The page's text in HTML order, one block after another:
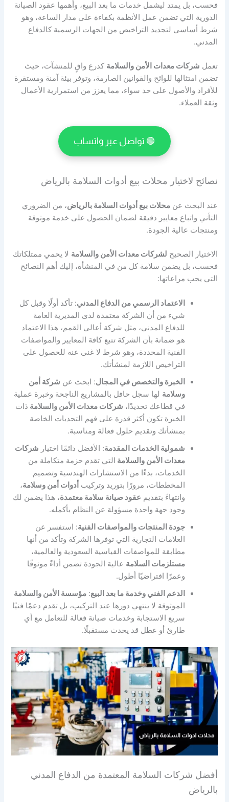
فحسب، بل يمتد ليشمل خدمات ما بعد البيع، وأهمها عقود الصيانة
الدورية التي تضمن عمل الأنظمة بكفاءة على مدار الساعة، وهو
شرط أساسي لتجديد التراخيص من الجهات الرسمية كالدفاع
المدني.
تعمل شركات معدات الأمن والسلامة كدرع واقٍ للمنشآت، حيث
تضمن امتثالها للوائح والقوانين الصارمة، وتوفر بيئة آمنة ومستقرة
للأفراد والأصول على حد سواء، مما يعزز من استمرارية الأعمال
وثقة العملاء.
🟢 تواصل عبر واتساب
نصائح لاختيار محلات بيع أدوات السلامة بالرياض
عند البحث عنمحلات بيع أدوات السلامة بالرياض، من الضروري
التأني واتباع معايير دقيقة لضمان الحصول على خدمة موثوقة
ومنتجات عالية الجودة.
الاختيار الصحيح لشركات معدات الأمن والسلامة لا يحمي ممتلكاتك
فحسب، بل يضمن سلامة كل من في المنشأة، إليك أهم النصائح
التي يجب مراعاتها:
الاعتماد الرسمي من الدفاع المدني: تأكد أولًا وقبل كل
شيء من أن الشركة معتمدة لدى المديرية العامة
للدفاع المدني، مثل شركة أعالي القمم، هذا الاعتماد
هو ضمانة بأن الشركة تتبع كافة المعايير والمواصفات
الفنية المحددة، وهو شرط لا غنى عنه للحصول على
التراخيص اللازمة لمنشأتك.
الخبرة والتخصص في المجال: ابحث عن شركة أمن
وسلامة لها سجل حافل بالمشاريع الناجحة وخبرة عملية
في قطاعك تحديدًا، شركات معدات الأمن والسلامة ذات
الخبرة تكون أكثر قدرة على فهم التحديات الخاصة
بمنشأتك وتقديم حلول فعالة ومناسبة.
شمولية الخدمات المقدمة: الأفضل دائمًا اختيار شركات
معدات الأمن والسلامة التي تقدم حزمة متكاملة من
الخدمات، بدءًا من الاستشارات الهندسية وتصميم
المخططات، مرورًا بتوريد وتركيب أدوات أمن وسلامة،
وانتهاءً بتقديم عقود صيانة سلامة معتمدة، هذا يضمن لك
وجود جهة واحدة مسؤولة عن النظام بأكمله.
جودة المنتجات والمواصفات الفنية: استفسر عن
العلامات التجارية التي توفرها الشركة وتأكد من أنها
مطابقة للمواصفات القياسية السعودية والعالمية،
مستلزمات السلامة عالية الجودة تضمن أداءً موثوقًا
وعمرًا افتراضيًا أطول.
الدعم الفني وخدمة ما بعد البيع:مؤسسة الأمن والسلامة
الموثوقة لا ينتهي دورها عند التركيب، بل تقدم دعمًا فنيًا
سريع الاستجابة وخدمات صيانة فعالة للتعامل مع أي
طارئ أو عطل قد يحدث مستقبلًا.
أفضل شركات السلامة المعتمدة من الدفاع المدني
بالرياض